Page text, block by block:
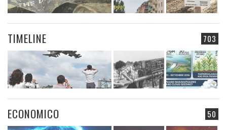
703
TIMELINE
50
ECONOMICO